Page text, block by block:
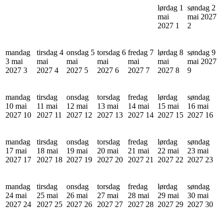
lørdag 1
mai
2027 1
søndag 2
mai 2027
2
mandag
3 mai
2027 3
tirsdag 4
mai
2027 4
onsdag 5
mai
2027 5
torsdag 6
mai
2027 6
fredag 7
mai
2027 7
lørdag 8
mai
2027 8
søndag 9
mai 2027
9
mandag
10 mai
2027 10
tirsdag
11 mai
2027 11
onsdag
12 mai
2027 12
torsdag
13 mai
2027 13
fredag
14 mai
2027 14
lørdag
15 mai
2027 15
søndag
16 mai
2027 16
mandag
17 mai
2027 17
tirsdag
18 mai
2027 18
onsdag
19 mai
2027 19
torsdag
20 mai
2027 20
fredag
21 mai
2027 21
lørdag
22 mai
2027 22
søndag
23 mai
2027 23
mandag
24 mai
2027 24
tirsdag
25 mai
2027 25
onsdag
26 mai
2027 26
torsdag
27 mai
2027 27
fredag
28 mai
2027 28
lørdag
29 mai
2027 29
søndag
30 mai
2027 30